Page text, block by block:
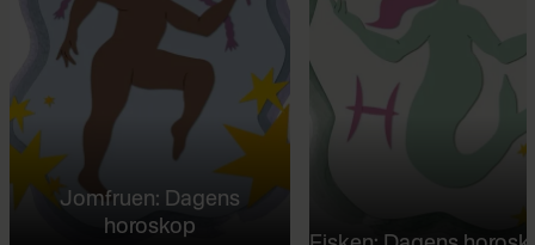
Jomfruen: Dagens
horoskop